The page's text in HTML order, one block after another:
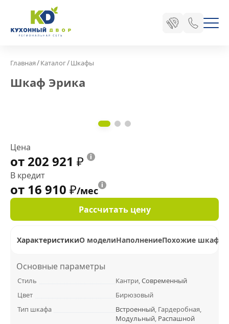
Главная/Каталог/Шкафы
Шкаф Эрика
Цена
от 202 921 ₽
В кредит
от 16 910 ₽/мес
Рассчитать цену
ХарактеристикиО моделиНаполнениеПохожие шкафы
Основные параметры
Стиль Кантри,Современный
Цвет
Бирюзовый
Тип шкафа
Встроенный, Гардеробная,
Модульный, Распашной